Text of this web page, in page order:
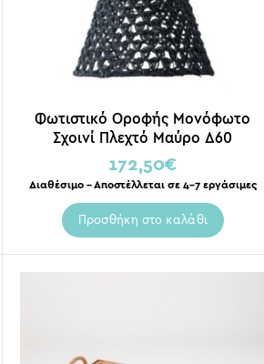
Φωτιστικό Οροφής Μονόφωτο
Σχοινί Πλεχτό Μαύρο Δ60
172,50€
Διαθέσιμο – Αποστέλλεται σε 4-7 εργάσιμες
Προσθήκη στο καλάθι